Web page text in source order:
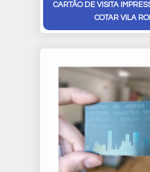
CARTÃO DE VISITA
COTAR VILA